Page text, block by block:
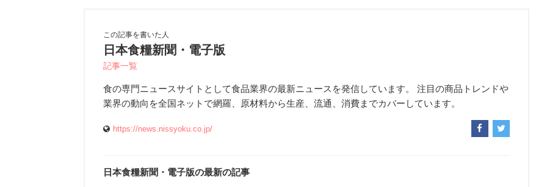
この記事を書いた人
日本食糧新聞・電子版
記事一覧
食の専門ニュースサイトとして食品業界の最新ニュースを発信しています。 注目の商品トレンドや
業界の動向を全国ネットで網羅、原材料から生産、流通、消費までカバーしています。
https://news.nissyoku.co.jp/
日本食糧新聞・電子版の最新の記事